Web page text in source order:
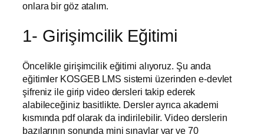
onlara bir göz atalım.
1- Girişimcilik Eğitimi
Öncelikle girişimcilik eğitimi alıyoruz. Şu anda
eğitimler KOSGEB LMS sistemi üzerinden e-devlet
şifreniz ile girip video dersleri takip ederek
alabileceğiniz basitlikte. Dersler ayrıca akademi
kısmında pdf olarak da indirilebilir. Video derslerin
bazılarının sonunda mini sınavlar var ve 70